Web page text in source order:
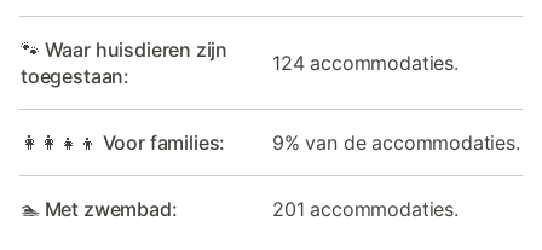
🐾 Waar huisdieren zijn
toegestaan:
124 accommodaties.
👩‍👩‍👧‍👦 Voor families: 9% van de accommodaties.
🏊 Met zwembad: 201 accommodaties.